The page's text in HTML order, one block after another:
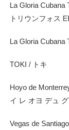
La Gloria Cubana
トリウンフォス
La Gloria Cubana
TOKI / トキ
Hoyo de
イ レ オヨ デュ
Vegas de